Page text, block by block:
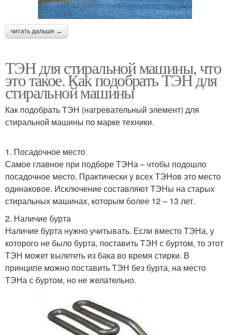
читать дальше →
ТЭН для стиральной машины, что
это такое. Как подобрать ТЭН для
стиральной машины
Как подобрать ТЭН (нагревательный элемент) для
стиральной машины по марке техники.
1. Посадочное место
Самое главное при подборе ТЭНа – чтобы подошло
посадочное место. Практически у всех ТЭНов это место
одинаковое. Исключение составляют ТЭНы на старых
стиральных машинах, которым более 12 – 13 лет.
2. Наличие бурта
Наличие бурта нужно учитывать. Если вместо ТЭНа, у
которого не было бурта, поставить ТЭН с буртом, то этот
ТЭН может вылететь из бака во время стирки. В
принципе можно поставить ТЭН без бурта, на место
ТЭНа с буртом, но не желательно.